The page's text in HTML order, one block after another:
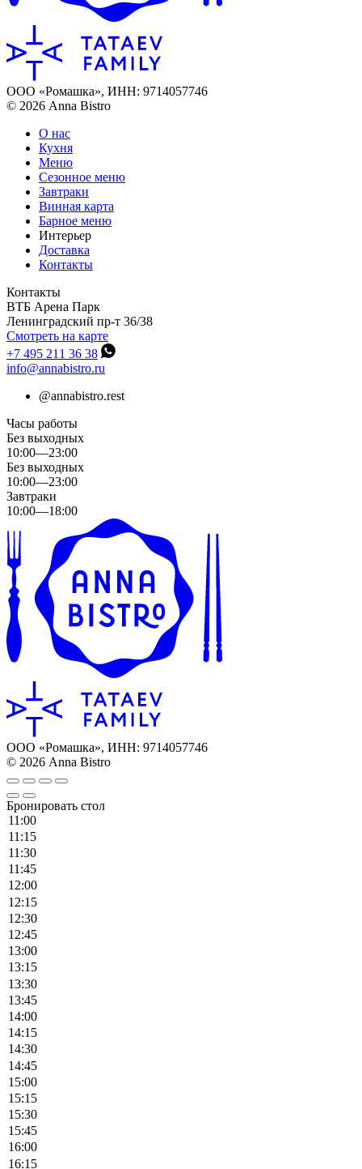
ООО «Ромашка», ИНН: 9714057746
© 2026 Anna Bistro
О нас
Кухня
Меню
Сезонное меню
Завтраки
Винная карта
Барное меню
Интерьер
Доставка
Контакты
Контакты
ВТБ Арена Парк
Ленинградский пр-т 36/38
Смотреть на карте
+7 495 211 36 38
info@annabistro.ru
@annabistro.rest
Часы работы
Без выходных
10:00—23:00
Без выходных
10:00—23:00
Завтраки
10:00—18:00
ООО «Ромашка», ИНН: 9714057746
© 2026 Anna Bistro
Бронировать стол